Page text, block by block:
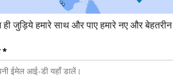
Does My Wife Even Love Me (Heart